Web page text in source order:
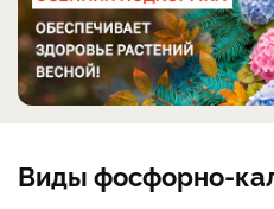
Виды фосфорно-